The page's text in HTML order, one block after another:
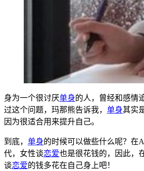
身为一个很讨厌单身的人，曾经和感情
过这个问题，玛那熊告诉我， 单身其实
因为很适合用来提升自己。
到底， 单身的时候可以做些什么呢？在
代，女性谈恋爱也是很花钱的，因此，
谈恋爱的钱多花在自己身上吧！